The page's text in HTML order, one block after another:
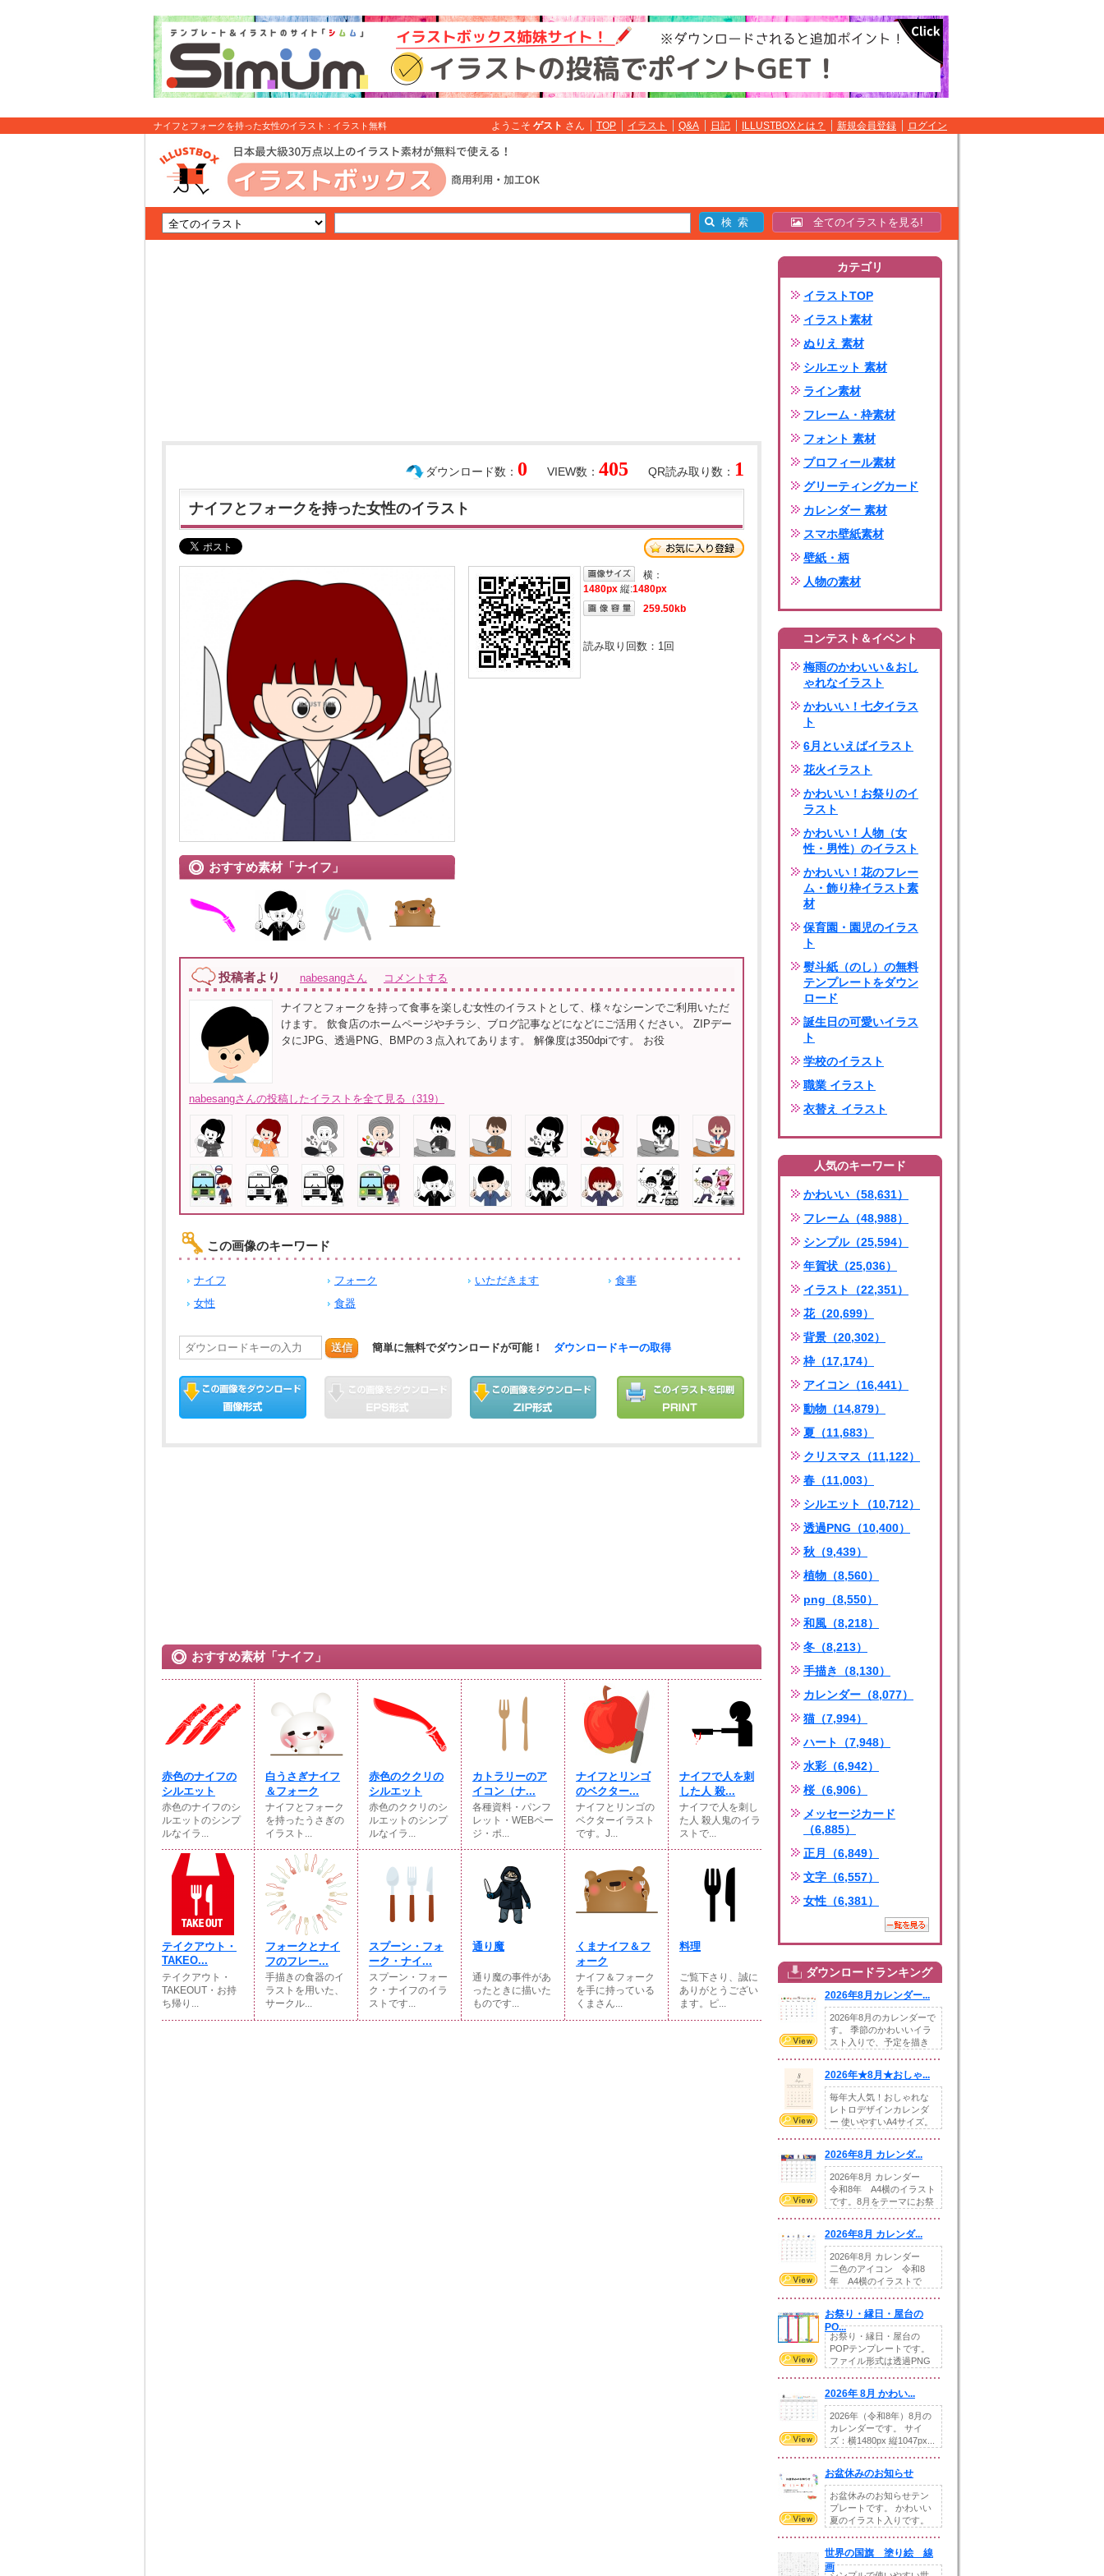
ナイフとフォークを持った女性のイラスト : イラスト無料 ようこそ ゲスト さん TOP イラスト Q&A 日記 ILLUSTBOXとは？ 新規会員登録 ログイン
全てのイラストを見る!
QR読み取り数： 1
VIEW数： 405
ダウンロード数： 0
ナイフとフォークを持った女性のイラスト
おすすめ素材「ナイフ」
横：
1480px 縦:1480px
259.50kb
読み取り回数： 1回
投稿者より nabesangさん コメントする
ナイフとフォークを持って食事を楽しむ女性のイラストとして、様々なシーンでご利用いただ
けます。 飲食店のホームページやチラシ、ブログ記事などになどにご活用ください。 ZIPデー
タにJPG、透過PNG、BMPの３点入れてあります。 解像度は350dpiです。 お役
nabesangさんの投稿したイラストを全て見る（319）
この画像のキーワード
ナイフ フォーク いただきます
食事
女性
食器
送信 簡単に無料でダウンロードが可能！ ダウンロードキーの取得
おすすめ素材「ナイフ」
赤色のナイフの
シルエット
赤色のナイフのシ
ルエットのシンプ
ルなイラ...
白うさぎナイフ
＆フォーク
ナイフとフォーク
を持ったうさぎの
イラスト...
赤色のククリの
シルエット
赤色のククリのシ
ルエットのシンプ
ルなイラ...
カトラリーのア
イコン（ナ...
各種資料・パンフ
レット・WEBペー
ジ・ポ...
ナイフとリンゴ
のベクター...
ナイフとリンゴの
ベクターイラスト
です。J...
ナイフで人を刺
した人 殺...
ナイフで人を刺し
た人 殺人鬼のイラ
ストで...
テイクアウト・
TAKEO...
テイクアウト・
TAKEOUT・お持
ち帰り...
フォークとナイ
フのフレー...
手描きの食器のイ
ラストを用いた、
サークル...
スプーン・フォ
ーク・ナイ...
スプーン・フォー
ク・ナイフのイラ
ストです...
通り魔
通り魔の事件があ
ったときに描いた
ものです...
くまナイフ＆フ
ォーク
ナイフ＆フォーク
を手に持っている
くまさん...
料理
ご覧下さり、誠に
ありがとうござい
ます。ピ...
カテゴリ
イラストTOP
イラスト素材
ぬりえ 素材
シルエット 素材
ライン素材
フレーム・枠素材
フォント 素材
プロフィール素材
グリーティングカード
カレンダー 素材
スマホ壁紙素材
壁紙・柄
人物の素材
コンテスト＆イベント
梅雨のかわいい＆おし
ゃれなイラスト
かわいい！七夕イラス
ト
6月といえばイラスト
花火イラスト
かわいい！お祭りのイ
ラスト
かわいい！人物（女
性・男性）のイラスト
かわいい！花のフレー
ム・飾り枠イラスト素
材
保育園・園児のイラス
ト
熨斗紙（のし）の無料
テンプレートをダウン
ロード
誕生日の可愛いイラス
ト
学校のイラスト
職業 イラスト
衣替え イラスト
人気のキーワード
かわいい（58,631）
フレーム（48,988）
シンプル（25,594）
年賀状（25,036）
イラスト（22,351）
花（20,699）
背景（20,302）
枠（17,174）
アイコン（16,441）
動物（14,879）
夏（11,683）
クリスマス（11,122）
春（11,003）
シルエット（10,712）
透過PNG（10,400）
秋（9,439）
植物（8,560）
png（8,550）
和風（8,218）
冬（8,213）
手描き（8,130）
カレンダー（8,077）
猫（7,994）
ハート（7,948）
水彩（6,942）
桜（6,906）
メッセージカード
（6,885）
正月（6,849）
文字（6,557）
女性（6,381）
ダウンロードランキング
2026年8月カレンダー...
2026年8月のカレンダーで
す。 季節のかわいいイラ
スト入りで、予定を描き
2026年★8月★おしゃ...
毎年大人気！おしゃれな
レトロデザインカレンダ
ー 使いやすいA4サイズ。
2026年8月 カレンダ...
2026年8月 カレンダー
令和8年 A4横のイラスト
です。8月をテーマにお祭
2026年8月 カレンダ...
2026年8月 カレンダー
二色のアイコン 令和8
年 A4横のイラストで
お祭り・縁日・屋台の
PO...
お祭り・縁日・屋台の
POPテンプレートです。
ファイル形式は透過PNG
2026年 8月 かわい...
2026年（令和8年）8月の
カレンダーです。 サイ
ズ：横1480px 縦1047px...
お盆休みのお知らせ
お盆休みのお知らせテン
プレートです。 かわいい
夏のイラスト入りです。
世界の国旗 塗り絵 線
画